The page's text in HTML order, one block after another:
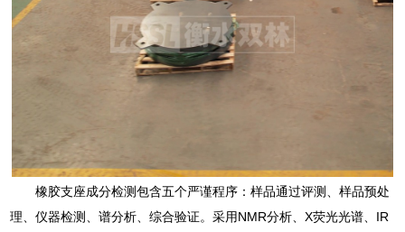
橡胶支座成分检测包含五个严谨程序：样品通过评测、样品预处
理、仪器检测、谱分析、综合验证。采用NMR分析、X荧光光谱、IR